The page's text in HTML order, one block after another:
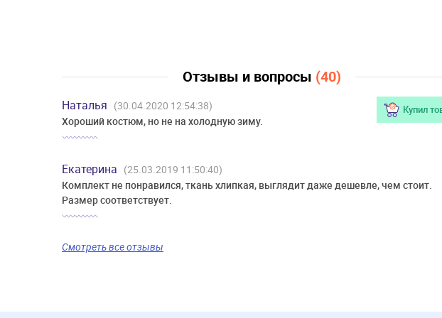
Отзывы и вопросы (40)
Наталья Купил
(30.04.2020 12:54:38)
Хороший костюм, но не на холодную зиму.
Екатерина (25.03.2019 11:50:40)
Комплект не понравился, ткань хлипкая, выглядит даже дешевле, чем стоит.
Размер соответствует.
Смотреть все отзывы